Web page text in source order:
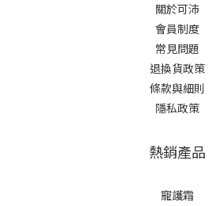
關於可沛
會員制度
常見問題
退換貨政策
條款與細則
隱私政策
熱銷產品
寵護霜